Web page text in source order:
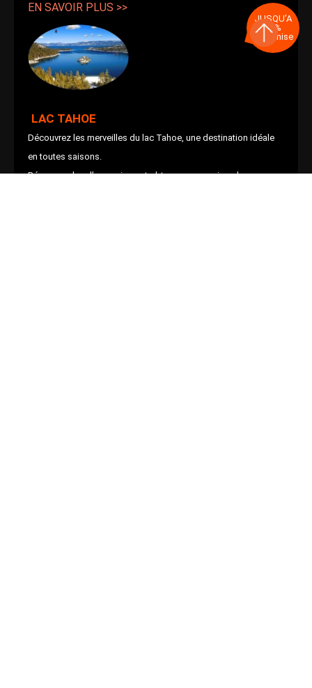
EN SAVOIR PLUS >>
JUSQU’A
20%
de remise
LAC TAHOE
Découvrez les merveilles du lac Tahoe, une destination idéale
en toutes saisons.
Réservez plus d’excursions et obtenez une remise plus